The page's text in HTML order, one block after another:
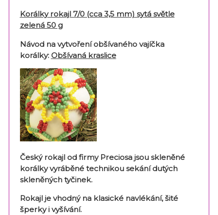
Korálky rokajl 7/0 (cca 3,5 mm) sytá světle
zelená 50 g
Návod na vytvoření obšívaného vajíčka
korálky: Obšívaná kraslice
Český rokajl od firmy Preciosa jsou skleněné
korálky vyráběné technikou sekání dutých
skleněných tyčinek.
Rokajl je vhodný na klasické navlékání, šité
šperky i vyšívání.